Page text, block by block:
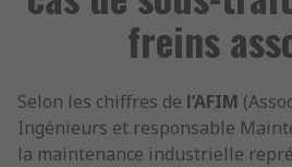
freins
Selon les chiffres de l’AFIM
Ingénieurs et responsable
la maintenance industrielle